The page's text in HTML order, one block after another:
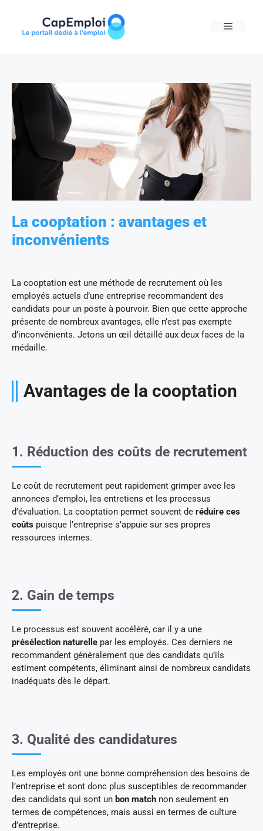
content
MENU
La cooptation : avantages et
inconvénients
La cooptation est une méthode de recrutement où les
employés actuels d’une entreprise recommandent des
candidats pour un poste à pourvoir. Bien que cette approche
présente de nombreux avantages, elle n’est pas exempte
d’inconvénients. Jetons un œil détaillé aux deux faces de la
médaille.
Avantages de la cooptation
1. Réduction des coûts de recrutement
Le coût de recrutement peut rapidement grimper avec les
annonces d’emploi, les entretiens et les processus
d’évaluation. La cooptation permet souvent de réduire ces
coûts puisque l’entreprise s’appuie sur ses propres
ressources internes.
2. Gain de temps
Le processus est souvent accéléré, car il y a une
présélection naturelle par les employés. Ces derniers ne
recommandent généralement que des candidats qu’ils
estiment compétents, éliminant ainsi de nombreux candidats
inadéquats dès le départ.
3. Qualité des candidatures
Les employés ont une bonne compréhension des besoins de
l’entreprise et sont donc plus susceptibles de recommander
des candidats qui sont un bon match non seulement en
termes de compétences, mais aussi en termes de culture
d’entreprise.